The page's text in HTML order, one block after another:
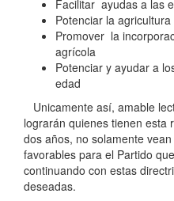
Facilitar ayudas a las
Potenciar la
Promover la
agrícola
Potenciar y ayudar a
edad
Unicamente así, amable
lograrán quienes tienen esta
dos años, no solamente
favorables para el Partido
continuando con estas
deseadas.